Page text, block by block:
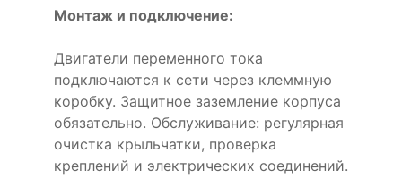
Монтаж и подключение:
Двигатели переменного тока
подключаются к сети через клеммную
коробку. Защитное заземление корпуса
обязательно. Обслуживание: регулярная
очистка крыльчатки, проверка
креплений и электрических соединений.